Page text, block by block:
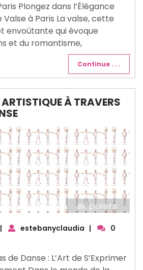
Plongez dans l’Élégance
à Paris La valse, cette
envoûtante qui évoque
et du romantisme,
Continue . . .
À TRAVERS
10| estebanyclaudia |
0
de Danse : L’Art de S’Exprimer